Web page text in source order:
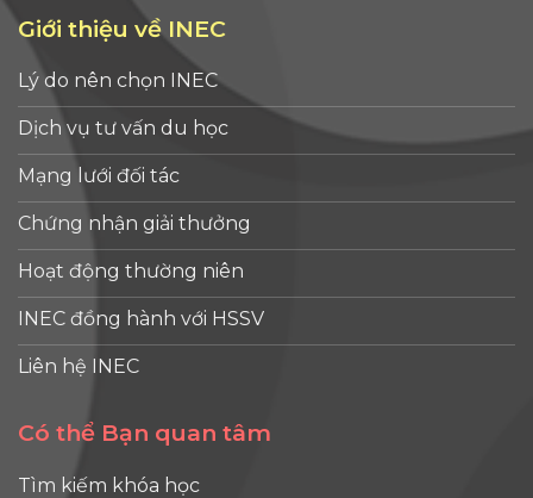
Giới thiệu về INEC
Lý do nên chọn INEC
Dịch vụ tư vấn du học
Mạng lưới đối tác
Chứng nhận giải thưởng
Hoạt động thường niên
INEC đồng hành với HSSV
Liên hệ INEC
Có thể Bạn quan tâm
Tìm kiếm khóa học